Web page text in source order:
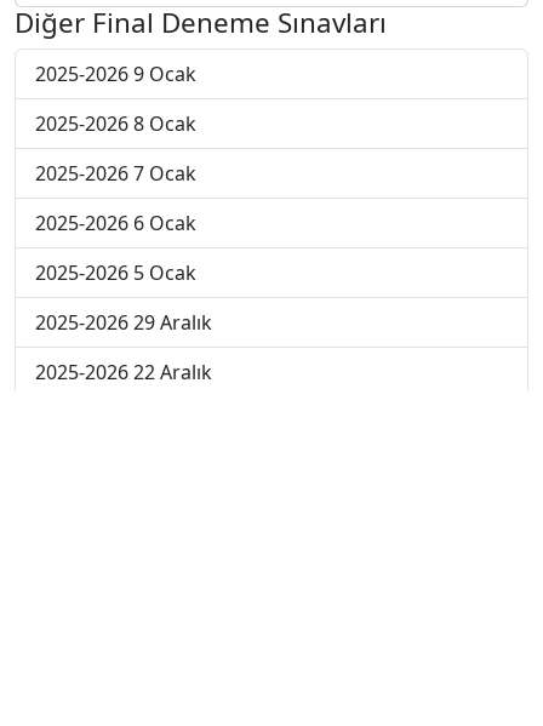
Diğer Final Deneme Sınavları
2025-2026 9 Ocak
2025-2026 8 Ocak
2025-2026 7 Ocak
2025-2026 6 Ocak
2025-2026 5 Ocak
2025-2026 29 Aralık
2025-2026 22 Aralık